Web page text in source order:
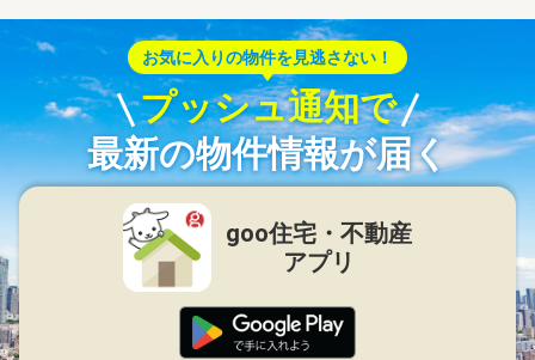
お気に入りの物件を見逃さない！
プッシュ通知で
最新の物件情報が届く
goo住宅・不動産
アプリ